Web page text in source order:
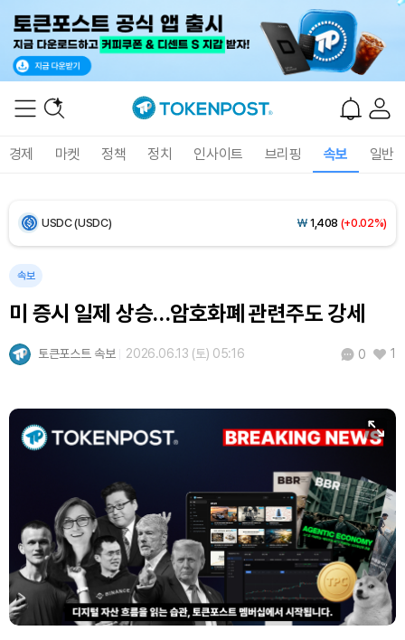
경제 마켓 정책 정치 인사이트 브리핑 속보 일반
Ethereum (ETH) ₩2,702,474(+0.27%)
XRP (XRP) ₩1,461 (+0.53%)
TRON (TRX) ₩462.7(+0.25%)
Hyperliquid (HYPE) (-3.94%)
Dogecoin (DOGE) ₩99.11(+1.26%)
Bitcoin (BTC) ₩91,400,945(-0.07%)
속보
미 증시 일제 상승…암호화폐 관련주도 강세
토큰포스트 속보 2026.06.13 (토) 05:16 0 1